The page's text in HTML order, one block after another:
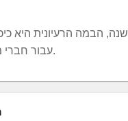
מעל 22 שנה, הבמה הרעיונית היא
עבור חברי מפלגת העבודה.